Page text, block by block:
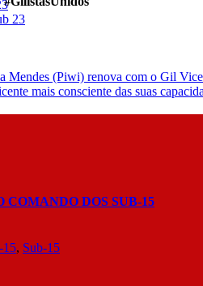
23
Mendes (Piwi) renova com o Gil
mais consciente das suas
DOS SUB-15
15, Sub-15